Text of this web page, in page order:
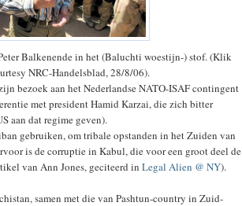
Balkenende in het (Baluchti woestijn-) stof. (Klik
NRC-Handelsblad, 28/8/06).
bezoek aan het Nederlandse NATO-ISAF contingent
met president Hamid Karzai, die zich bitter
aan dat regime geven).
gebruiken, om tribale opstanden in het Zuiden van
is de corruptie in Kabul, die voor een groot deel de
van Ann Jones, geciteerd inLegal Alien @ NY).
samen met die van Pashtun-country in Zuid-